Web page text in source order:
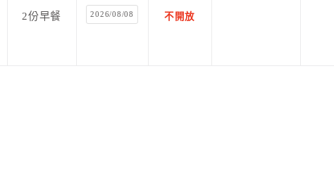
2份早餐 2026/08/08 不開放